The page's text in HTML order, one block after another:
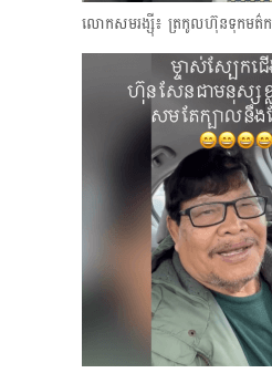
លោកសមរង្ស៊ី៖ ត្រកូលហ៊ុនទុកមត៌កន